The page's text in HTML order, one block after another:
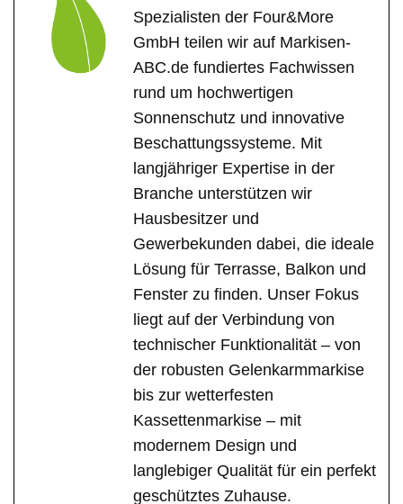
Spezialisten der Four&More
GmbH teilen wir auf Markisen-
ABC.de fundiertes Fachwissen
rund um hochwertigen
Sonnenschutz und innovative
Beschattungssysteme. Mit
langjähriger Expertise in der
Branche unterstützen wir
Hausbesitzer und
Gewerbekunden dabei, die ideale
Lösung für Terrasse, Balkon und
Fenster zu finden. Unser Fokus
liegt auf der Verbindung von
technischer Funktionalität – von
der robusten Gelenkarmmarkise
bis zur wetterfesten
Kassettenmarkise – mit
modernem Design und
langlebiger Qualität für ein perfekt
geschütztes Zuhause.